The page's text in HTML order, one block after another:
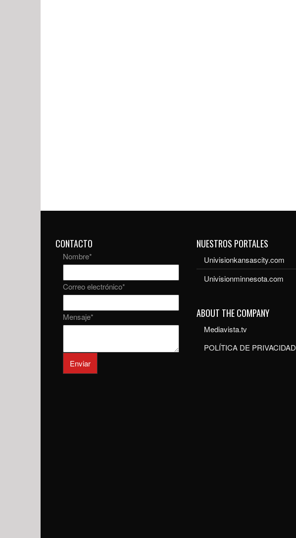
CONTACTO
Nombre*
Correo electrónico*
Mensaje*
Enviar
NUESTROS PORTALES
Univisionkansascity.com
Univisionminnesota.com
ABOUT THE COMPANY
Mediavista.tv
POLÍTICA DE PRIVACIDAD